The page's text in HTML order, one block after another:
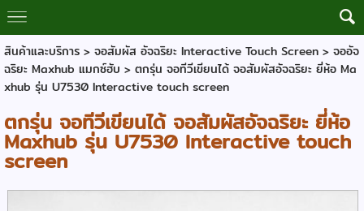
สินค้าและบริการ> จอสัมผัส อัจฉริยะ Interactive Touch Screen> จออัจ
ฉริยะ Maxhub แมกซ์ฮับ > ตกรุ่น จอทีวีเขียนได้ จอสัมผัสอัจฉริยะ ยี่ห้อ Ma
xhub รุ่น U7530 Interactive touch screen
ตกรุ่น จอทีวีเขียนได้ จอสัมผัสอัจฉริยะ ยี่ห้อ
Maxhub รุ่น U7530 Interactive touch
screen